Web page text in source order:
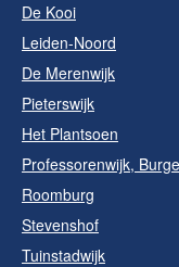
De Kooi
Leiden-Noord
De Merenwijk
Pieterswijk
Het Plantsoen
Professorenwijk,
Roomburg
Stevenshof
Tuinstadwijk